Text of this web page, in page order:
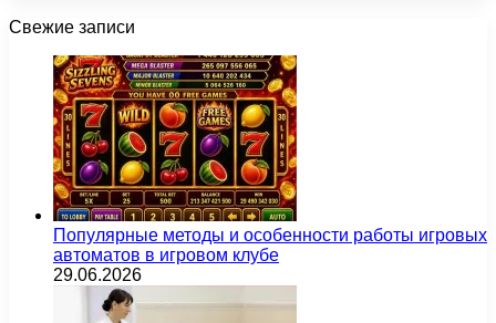
Свежие записи
Популярные методы и особенности работы игровых
автоматов в игровом клубе
29.06.2026